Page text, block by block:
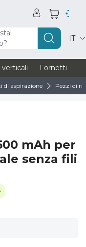
IT
verticali Fornetti
di aspirazione Pezzi di
mAh per
senza fili